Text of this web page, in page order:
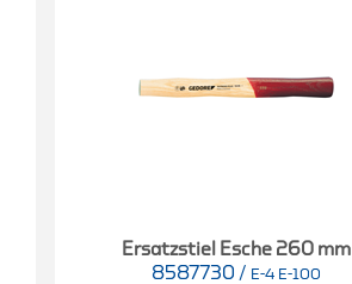
Ersatzstiel Esche 260 mm
8587730 / E-4 E-100